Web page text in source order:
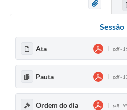
Sessão
Ata pdf -
Pauta pdf -
Ordem do dia pdf -